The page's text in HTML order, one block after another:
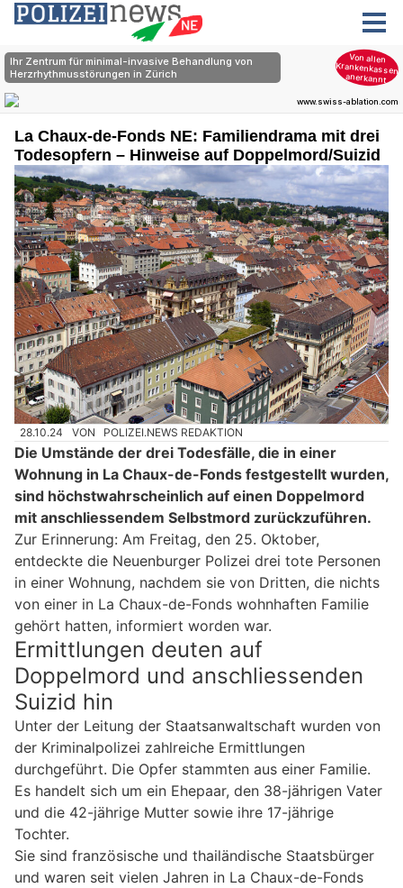
La Chaux-de-Fonds NE: Familiendrama mit drei
Todesopfern – Hinweise auf Doppelmord/Suizid
28.10.24 VON POLIZEI.NEWS REDAKTION
Die Umstände der drei Todesfälle, die in einer
Wohnung in La Chaux-de-Fonds festgestellt wurden,
sind höchstwahrscheinlich auf einen Doppelmord
mit anschliessendem Selbstmord zurückzuführen.
Zur Erinnerung: Am Freitag, den 25. Oktober,
entdeckte die Neuenburger Polizei drei tote Personen
in einer Wohnung, nachdem sie von Dritten, die nichts
von einer in La Chaux-de-Fonds wohnhaften Familie
gehört hatten, informiert worden war.
Ermittlungen deuten auf
Doppelmord und anschliessenden
Suizid hin
Unter der Leitung der Staatsanwaltschaft wurden von
der Kriminalpolizei zahlreiche Ermittlungen
durchgeführt. Die Opfer stammten aus einer Familie.
Es handelt sich um ein Ehepaar, den 38-jährigen Vater
und die 42-jährige Mutter sowie ihre 17-jährige
Tochter.
Sie sind französische und thailändische Staatsbürger
und waren seit vielen Jahren in La Chaux-de-Fonds